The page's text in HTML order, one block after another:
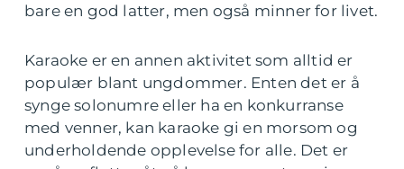
bare en god latter, men også minner for livet.
Karaoke er en annen aktivitet som alltid er
populær blant ungdommer. Enten det er å
synge solonumre eller ha en konkurranse
med venner, kan karaoke gi en morsom og
underholdende opplevelse for alle. Det er